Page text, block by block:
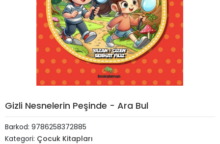
Gizli Nesnelerin Peşinde - Ara Bul
Barkod: 9786258372885
Kategori: Çocuk Kitapları